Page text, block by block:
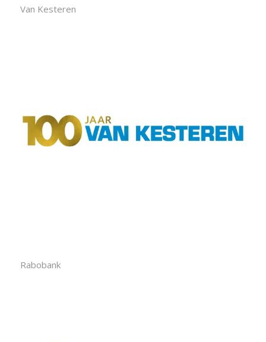
Van Kesteren
Rabobank